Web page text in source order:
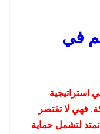
في
استراتيجية
فهي لا تقتصر
لتشمل حماية